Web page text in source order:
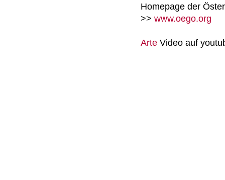
Homepage der
>> www.oego.org
Arte Video auf